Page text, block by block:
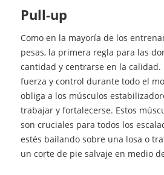
pull-up
Como en la mayoría de los
pesas, la primera regla para las
cantidad y centrarse en la calidad.
fuerza y control durante todo el
obliga a los músculos
trabajar y fortalecerse. Estos
son cruciales para todos los
estés bailando sobre una losa o
un corte de pie salvaje en medio